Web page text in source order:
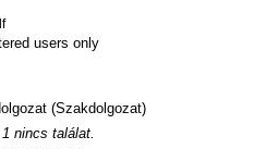
users only
(Szakdolgozat)
nincs találat.